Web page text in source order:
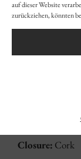
auf dieser Website
zurückziehen, könnten
Taste:dry
Alcohol:13.5%
Residual sugar:
Closure: Cork